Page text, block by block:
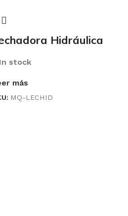
Hidráulica
In stock
más
MQ-LECHID